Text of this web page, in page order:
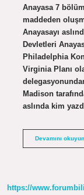
Anayasa 7
maddeden
Anayasayı
Devletleri
Philadelphia
Virginia Planı
Madison
aslında kim
Devamını okuyun
https://